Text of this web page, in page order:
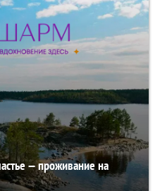
— проживание на